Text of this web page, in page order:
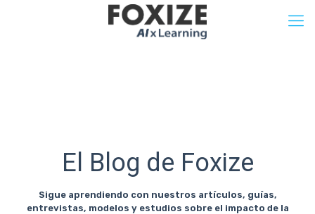
El Blog de Foxize
Sigue aprendiendo con nuestros artículos, guías,
entrevistas, modelos y estudios sobre el impacto de la